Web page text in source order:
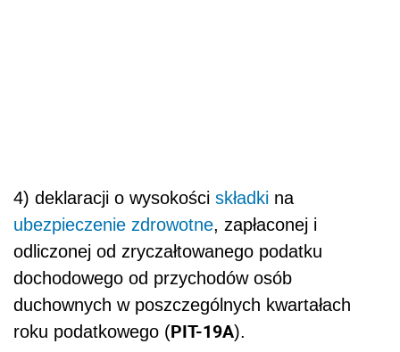
4) deklaracji o wysokości składki na
ubezpieczenie zdrowotne, zapłaconej i
odliczonej od zryczałtowanego podatku
dochodowego od przychodów osób
duchownych w poszczególnych kwartałach
roku podatkowego (PIT-19A).